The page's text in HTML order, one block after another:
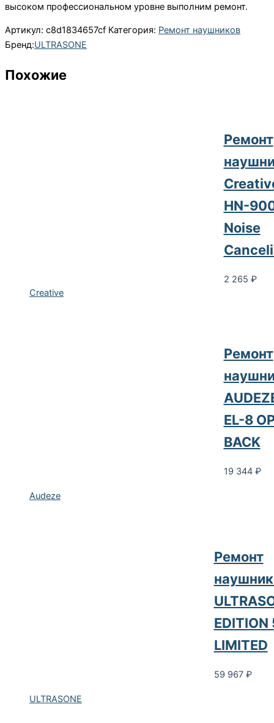
высоком профессиональном уровне выполним ремонт.
Артикул: c8d1834657cf Категория: Ремонт наушников
Бренд:ULTRASONE
Похожие
Creative
Ремонт
HN-
Noise
2 265 ₽
Audeze
Ремонт
EL-8
BACK
19 344 ₽
ULTRASONE
Ремонт
EDITION
LIMITED
59 967 ₽